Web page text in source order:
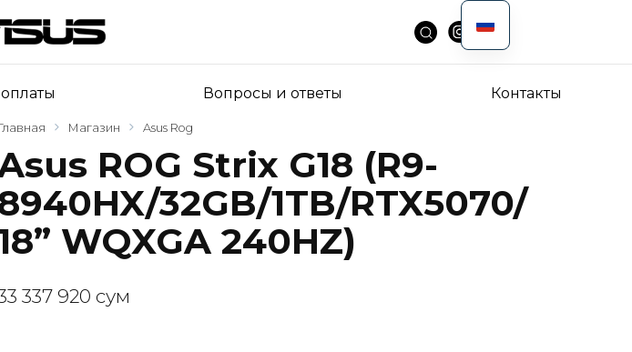
Вопросы и ответы Контакты
Магазин Asus Rog
ROG Strix G18 (R9-
32GB/1TB/RTX5070/
WQXGA 240HZ)
337 920 сум